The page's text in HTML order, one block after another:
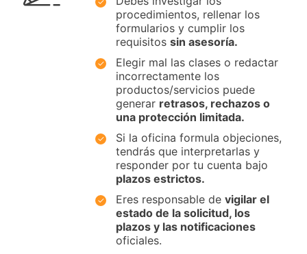
procedimientos, rellenar los
formularios y cumplir los
requisitos sin asesoría.
Elegir mal las clases o redactar
incorrectamente los
productos/servicios puede
generar retrasos, rechazos o
una protección limitada.
Si la oficina formula objeciones,
tendrás que interpretarlas y
responder por tu cuenta bajo
plazos estrictos.
Eres responsable de vigilar el
estado de la solicitud, los
plazos y las notificaciones
oficiales.